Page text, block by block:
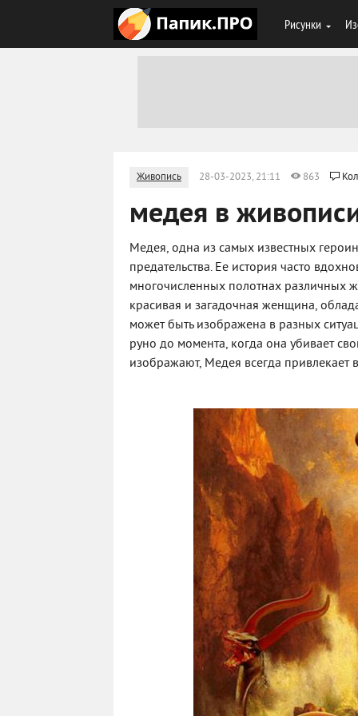
Рисунки
Живопись 28-03-2023, 21:11 863
медея в
Медея, одна из самых известных
предательства. Ее история часто
многочисленных полотнах различных
красивая и загадочная женщина,
может быть изображена в разных
руно до момента, когда она убивает
изображают, Медея всегда привлекает